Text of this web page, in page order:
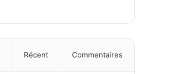
Récent Commentaires